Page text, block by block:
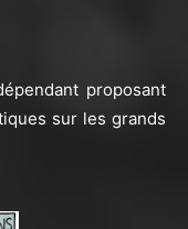
proposant
sur les grands